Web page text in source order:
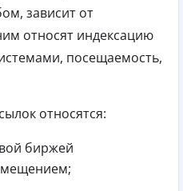
зависит от
относят индексацию
посещаемость,
относятся:
биржей